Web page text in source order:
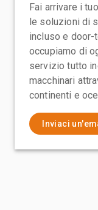
Fai arrivare i
le soluzioni di
incluso e door-
occupiamo di
servizio tutto
macchinari
continenti e
Inviaci